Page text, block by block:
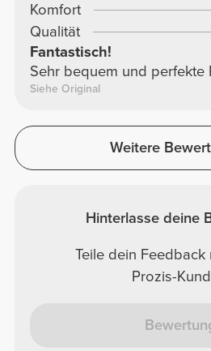
Komfort
Qualität
Fantastisch!
Sehr bequem und perfekte
Siehe Original
Weitere
Hinterlasse deine
Teile dein Feedback
Prozis-